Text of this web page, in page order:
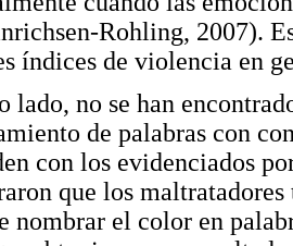
Rohling, 2007).
índices de violencia en
lado, no se han
de palabras con
con los evidenciados
que los
nombrar el color en